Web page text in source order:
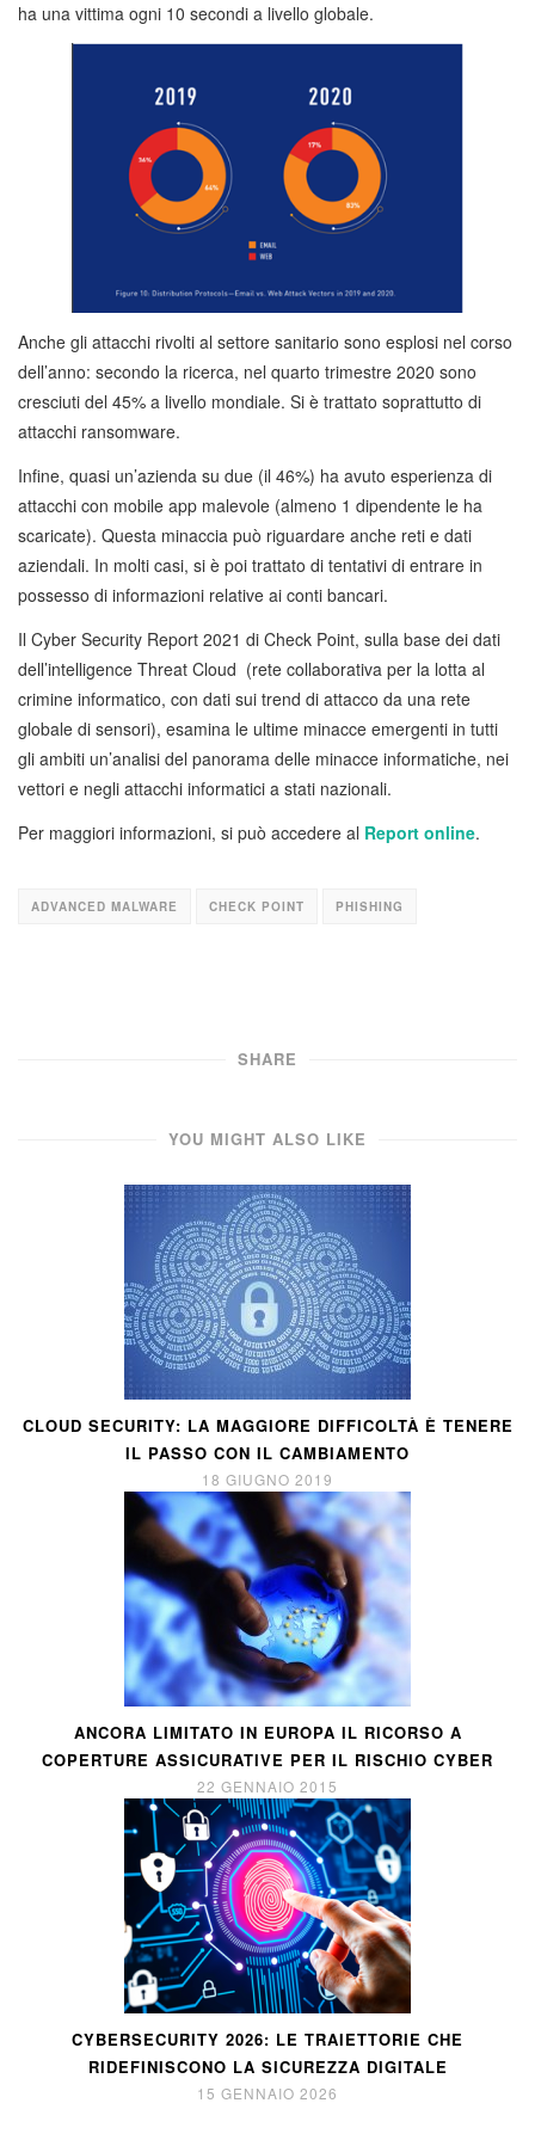
ha una vittima ogni 10 secondi a livello globale.
Anche gli attacchi rivolti al settore sanitario sono esplosi nel corso
dell’anno: secondo la ricerca, nel quarto trimestre 2020 sono
cresciuti del 45% a livello mondiale. Si è trattato soprattutto di
attacchi ransomware.
Infine, quasi un’azienda su due (il 46%) ha avuto esperienza di
attacchi con mobile app malevole (almeno 1 dipendente le ha
scaricate). Questa minaccia può riguardare anche reti e dati
aziendali. In molti casi, si è poi trattato di tentativi di entrare in
possesso di informazioni relative ai conti bancari.
Il Cyber Security Report 2021 di Check Point, sulla base dei dati
dell’intelligence Threat Cloud (rete collaborativa per la lotta al
crimine informatico, con dati sui trend di attacco da una rete
globale di sensori), esamina le ultime minacce emergenti in tutti
gli ambiti un’analisi del panorama delle minacce informatiche, nei
vettori e negli attacchi informatici a stati nazionali.
Per maggiori informazioni, si può accedere al Report online.
ADVANCED MALWARE CHECK POINT PHISHING
SHARE
YOU MIGHT ALSO LIKE
CLOUD SECURITY: LA MAGGIORE DIFFICOLTÀ È TENERE
IL PASSO CON IL CAMBIAMENTO
18 GIUGNO 2019
ANCORA LIMITATO IN EUROPA IL RICORSO A
COPERTURE ASSICURATIVE PER IL RISCHIO CYBER
22 GENNAIO 2015
CYBERSECURITY 2026: LE TRAIETTORIE CHE
RIDEFINISCONO LA SICUREZZA DIGITALE
15 GENNAIO 2026